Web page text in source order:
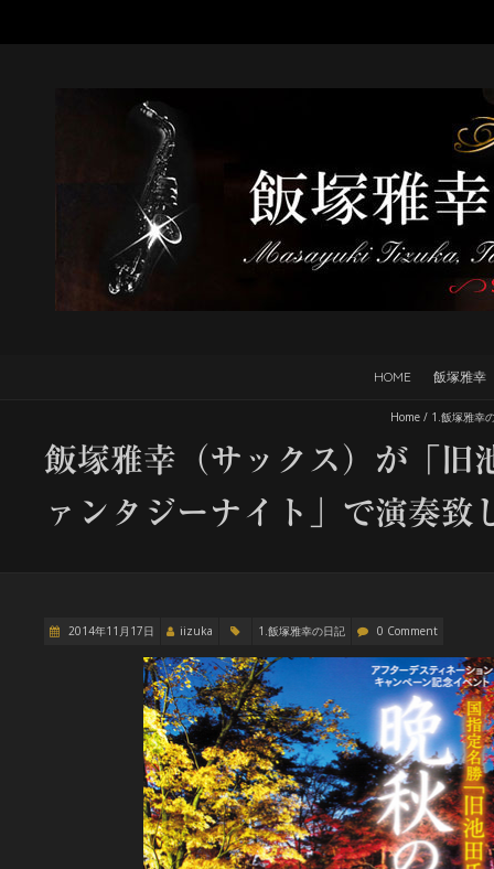
HOME 飯塚雅幸
Home / 1.飯塚雅幸
飯塚雅幸（サックス）が「旧
ァンタジーナイト」で演奏致
2014年11月17日 iizuka 1.飯塚雅幸の日記 0 Comment